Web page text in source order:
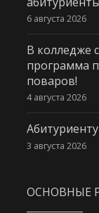
6 августа 2026
В колледже
программа
поваров!
4 августа 2026
Абитуриенту
3 августа 2026
ОСНОВНЫЕ